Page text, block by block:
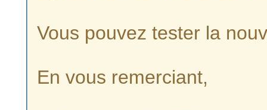
Vous pouvez tester la
En vous remerciant,